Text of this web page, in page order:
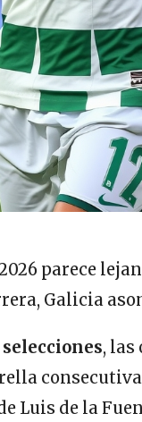
parece
Galicia
,
Luis de la